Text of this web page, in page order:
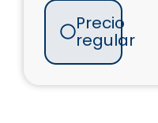
Precio
regular